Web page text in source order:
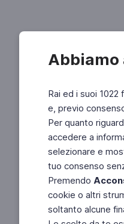
Abbiamo
Rai ed i suoi
e, previo
Per quanto
accedere a
selezionare e
tuo consenso
Premendo
cookie o altri
soltanto alcune